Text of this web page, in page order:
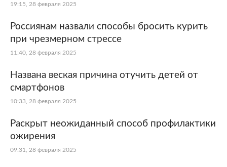
19:15, 28 февраля 2025
Россиянам назвали способы бросить курить
при чрезмерном стрессе
11:40, 28 февраля 2025
Названа веская причина отучить детей от
смартфонов
10:33, 28 февраля 2025
Раскрыт неожиданный способ профилактики
ожирения
09:31, 28 февраля 2025